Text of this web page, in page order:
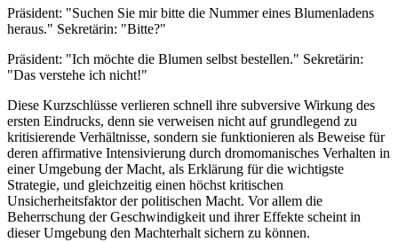
Präsident: "Suchen Sie mir bitte die Nummer eines Blumenladens
heraus." Sekretärin: "Bitte?"
Präsident: "Ich möchte die Blumen selbst bestellen." Sekretärin:
"Das verstehe ich nicht!"
Diese Kurzschlüsse verlieren schnell ihre subversive Wirkung des
ersten Eindrucks, denn sie verweisen nicht auf grundlegend zu
kritisierende Verhältnisse, sondern sie funktionieren als Beweise für
deren affirmative Intensivierung durch dromomanisches Verhalten in
einer Umgebung der Macht, als Erklärung für die wichtigste
Strategie, und gleichzeitig einen höchst kritischen
Unsicherheitsfaktor der politischen Macht. Vor allem die
Beherrschung der Geschwindigkeit und ihrer Effekte scheint in
dieser Umgebung den Machterhalt sichern zu können.